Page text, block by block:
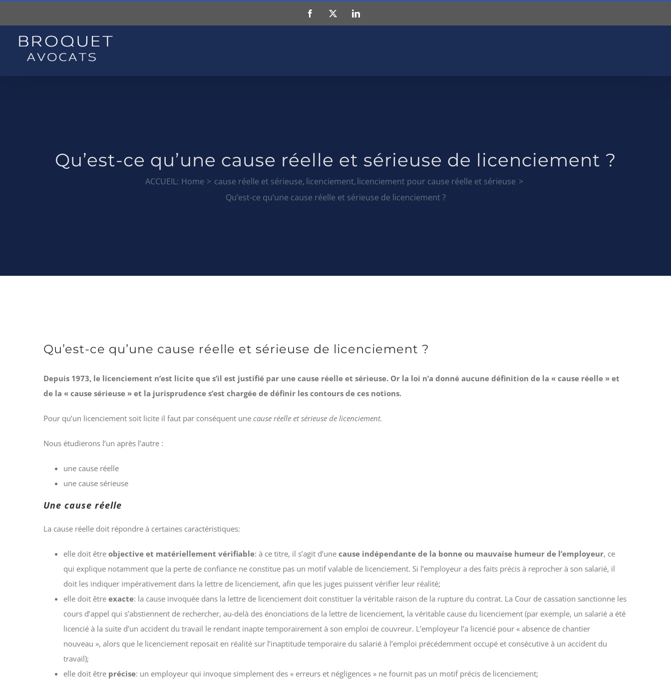
content
Facebook LinkedIn
Qu’est-ce qu’une cause réelle et sérieuse de licenciement ?
ACCUEIL: Home cause réelle et sérieuse licenciement licenciement pour cause réelle et sérieuse
Qu’est-ce qu’une cause réelle et sérieuse de licenciement ?
Qu’est-ce qu’une cause réelle et sérieuse de licenciement ?
Depuis 1973, le licenciement n’est licite que s’il est justifié par une cause réelle et sérieuse. Or la loi n’a donné aucune définition de la « cause réelle » et
de la « cause sérieuse » et la jurisprudence s’est chargée de définir les contours de ces notions.
Pour qu’un licenciement soit licite il faut par conséquent une cause réelle et sérieuse de licenciement.
Nous étudierons l’un après l’autre :
une cause réelle
une cause sérieuse
Une cause réelle
La cause réelle doit répondre à certaines caractéristiques:
elle doit être objective et matériellement vérifiable: à ce titre, il s’agit d’une cause indépendante de la bonne ou mauvaise humeur de l’employeur, ce
qui explique notamment que la perte de confiance ne constitue pas un motif valable de licenciement. Si l’employeur a des faits précis à reprocher à son salarié, il
doit les indiquer impérativement dans la lettre de licenciement, afin que les juges puissent vérifier leur réalité;
elle doit être exacte: la cause invoquée dans la lettre de licenciement doit constituer la véritable raison de la rupture du contrat. La Cour de cassation sanctionne les
cours d’appel qui s’abstiennent de rechercher, au-delà des énonciations de la lettre de licenciement, la véritable cause du licenciement (par exemple, un salarié a été
licencié à la suite d’un accident du travail le rendant inapte temporairement à son emploi de couvreur. L’employeur l’a licencié pour « absence de chantier
nouveau », alors que le licenciement reposait en réalité sur l’inaptitude temporaire du salarié à l’emploi précédemment occupé et consécutive à un accident du
travail);
elle doit être précise: un employeur qui invoque simplement des « erreurs et négligences » ne fournit pas un motif précis de licenciement;